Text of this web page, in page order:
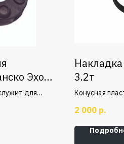
Эхо
для
процессе
3.2т
Конусная
вентилятора
груза в
2 000 р.